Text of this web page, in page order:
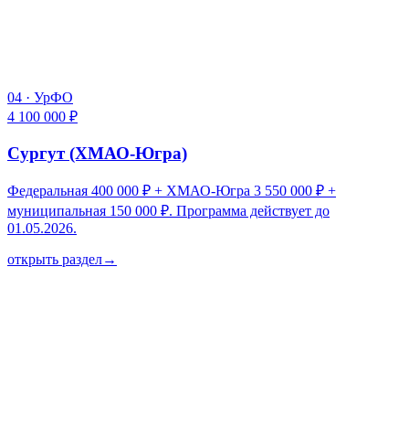
04 · УрФО
4 100 000 ₽
Сургут (ХМАО-Югра)
Федеральная 400 000 ₽ + ХМАО-Югра 3 550 000 ₽ +
муниципальная 150 000 ₽. Программа действует до
01.05.2026.
открыть раздел→